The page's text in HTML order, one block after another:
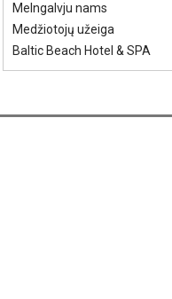
Melngalvju nams
Medžiotojų užeiga
Baltic Beach Hotel & SPA